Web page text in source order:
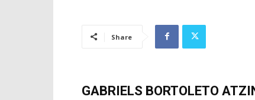
Share
GABRIELS BORTOLETO